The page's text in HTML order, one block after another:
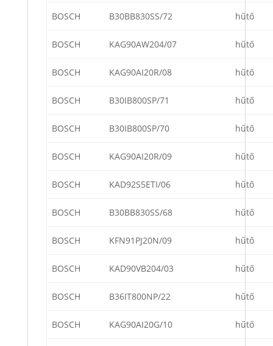
BOSCH B30BB830SS/72 hűtő
BOSCH KAG90AW204/07 hűtő
BOSCH KAG90AI20R/08 hűtő
BOSCH B30IB800SP/71 hűtő
BOSCH B30IB800SP/70 hűtő
BOSCH KAG90AI20R/09 hűtő
BOSCH KAD92S5ETI/06 hűtő
BOSCH B30BB830SS/68 hűtő
BOSCH KFN91PJ20N/09 hűtő
BOSCH KAD90VB204/03 hűtő
BOSCH B36IT800NP/22 hűtő
BOSCH KAG90AI20G/10 hűtő